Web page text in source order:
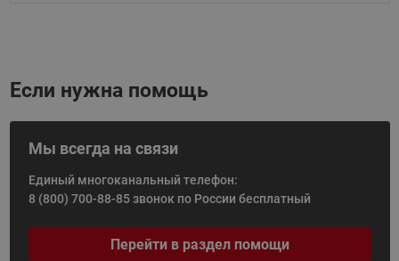
Если нужна помощь
Мы всегда на связи
Единый многоканальный телефон:
8 (800) 700-88-85звонок по России бесплатный
Перейти в раздел помощи